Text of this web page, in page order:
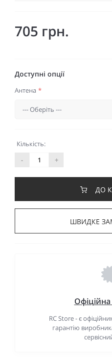
705 грн.
Доступні опції
Антена *
Кількість:
-
+
ДО
ШВИДКЕ
Офіційна
RC Store - є
гарантію